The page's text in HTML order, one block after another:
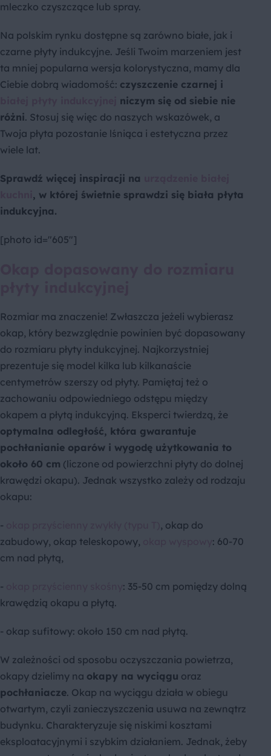
mleczko czyszczące lub spray.
Na polskim rynku dostępne są zarówno białe, jak i
czarne płyty indukcyjne. Jeśli Twoim marzeniem jest
ta mniej popularna wersja kolorystyczna, mamy dla
Ciebie dobrą wiadomość: czyszczenie czarnej i
niczym się od siebie nie
różni. Stosuj się więc do naszych wskazówek, a
Twoja płyta pozostanie lśniąca i estetyczna przez
wiele lat.
Sprawdź więcej inspiracji na
, w której świetnie sprawdzi się biała płyta
indukcyjna.
[photo id="605"]
Rozmiar ma znaczenie! Zwłaszcza jeżeli wybierasz
okap, który bezwzględnie powinien być dopasowany
do rozmiaru płyty indukcyjnej. Najkorzystniej
prezentuje się model kilka lub kilkanaście
centymetrów szerszy od płyty. Pamiętaj też o
zachowaniu odpowiedniego odstępu między
okapem a płytą indukcyjną. Eksperci twierdzą, że
optymalna odległość, która gwarantuje
pochłanianie oparów i wygodę użytkowania to
około 60 cm (liczone od powierzchni płyty do dolnej
krawędzi okapu). Jednak wszystko zależy od rodzaju
okapu:
-
, okap do
zabudowy, okap teleskopowy,
: 60-70
cm nad płytą,
-
: 35-50 cm pomiędzy dolną
krawędzią okapu a płytą.
- okap sufitowy: około 150 cm nad płytą.
W zależności od sposobu oczyszczania powietrza,
okapy dzielimy na okapy na wyciągu oraz
pochłaniacze. Okap na wyciągu działa w obiegu
otwartym, czyli zanieczyszczenia usuwa na zewnątrz
budynku. Charakteryzuje się niskimi kosztami
eksploatacyjnymi i szybkim działaniem. Jednak, żeby